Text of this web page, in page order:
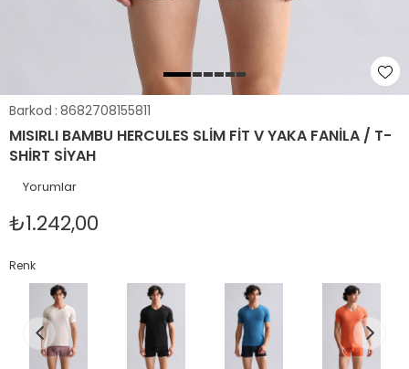
Barkod : 8682708155811
MISIRLI BAMBU HERCULES SLIM FIT V YAKA FANILA / T-
SHIRT SIYAH
Yorumlar
₺1.242,00
Renk